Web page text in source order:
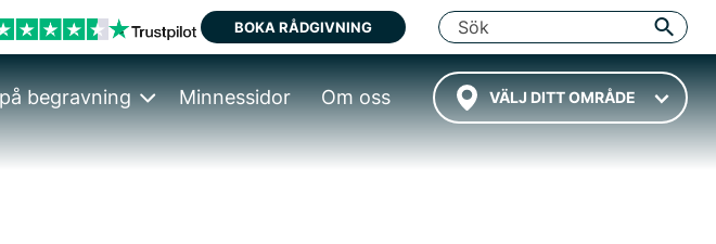
BOKA RÅDGIVNING
VÄLJ DITT OMRÅDE
begravning Minnessidor Om oss